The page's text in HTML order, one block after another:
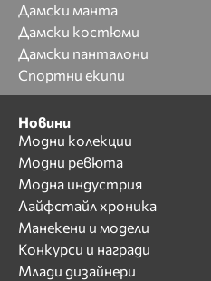
Дамски манта
Дамски костюми
Дамски панталони
Спортни екипи
Новини
Модни колекции
Модни ревюта
Модна индустрия
Лайфстайл хроника
Манекени и модели
Конкурси и награди
Млади дизайнери